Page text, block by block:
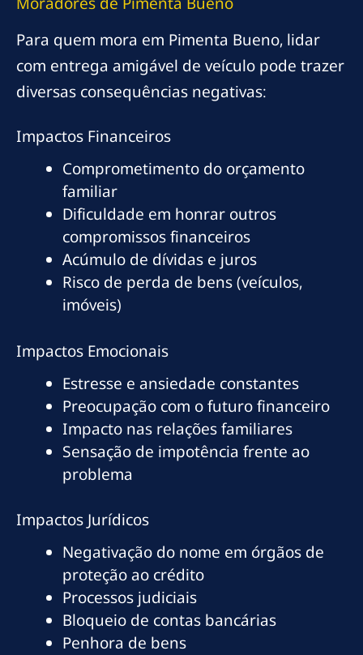
Para quem mora em Pimenta Bueno, lidar
com entrega amigável de veículo pode trazer
diversas consequências negativas:
Impactos Financeiros
Comprometimento do orçamento
familiar
Dificuldade em honrar outros
compromissos financeiros
Acúmulo de dívidas e juros
Risco de perda de bens (veículos,
imóveis)
Impactos Emocionais
Estresse e ansiedade constantes
Preocupação com o futuro financeiro
Impacto nas relações familiares
Sensação de impotência frente ao
problema
Impactos Jurídicos
Negativação do nome em órgãos de
proteção ao crédito
Processos judiciais
Bloqueio de contas bancárias
Penhora de bens